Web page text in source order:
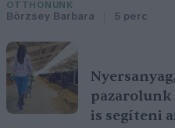
OTTHONUNK
Börzsey Barbara 5 perc
is segíteni